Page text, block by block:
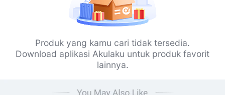
Produk yang kamu cari tidak tersedia.
Download aplikasi Akulaku untuk produk favorit
lainnya.